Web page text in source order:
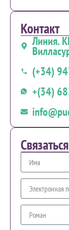
Контакт
Линия.
(+34)
+(34)